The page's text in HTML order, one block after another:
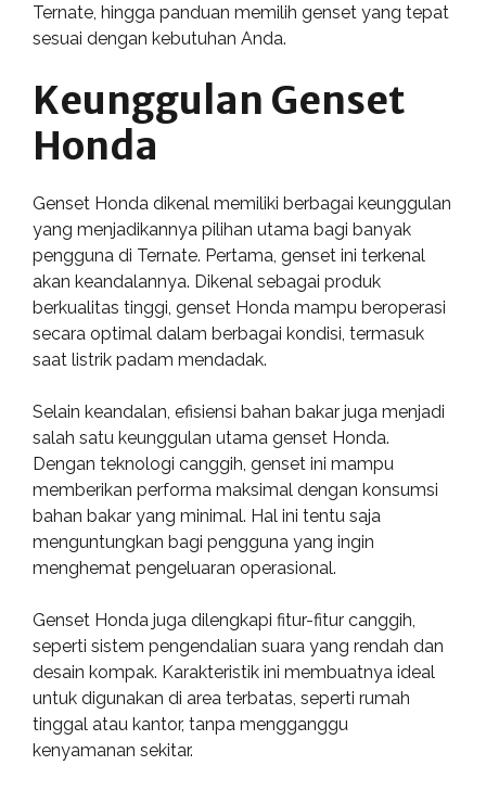
Ternate, hingga panduan memilih genset yang tepat
sesuai dengan kebutuhan Anda.
Keunggulan Genset
Honda
Genset Honda dikenal memiliki berbagai keunggulan
yang menjadikannya pilihan utama bagi banyak
pengguna di Ternate. Pertama, genset ini terkenal
akan keandalannya. Dikenal sebagai produk
berkualitas tinggi, genset Honda mampu beroperasi
secara optimal dalam berbagai kondisi, termasuk
saat listrik padam mendadak.
Selain keandalan, efisiensi bahan bakar juga menjadi
salah satu keunggulan utama genset Honda.
Dengan teknologi canggih, genset ini mampu
memberikan performa maksimal dengan konsumsi
bahan bakar yang minimal. Hal ini tentu saja
menguntungkan bagi pengguna yang ingin
menghemat pengeluaran operasional.
Genset Honda juga dilengkapi fitur-fitur canggih,
seperti sistem pengendalian suara yang rendah dan
desain kompak. Karakteristik ini membuatnya ideal
untuk digunakan di area terbatas, seperti rumah
tinggal atau kantor, tanpa mengganggu
kenyamanan sekitar.